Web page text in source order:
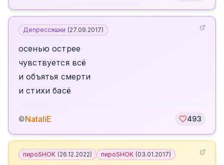
Депрессяшки (27.09.2017)
осенью острее
чувствуется всё
и объятья смерти
и стихи басё
©NataliE 493
пироSHOK (26.12.2022) пироSHOK (03.01.2017)